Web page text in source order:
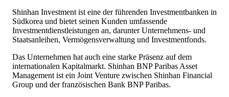
Shinhan Investment ist eine der führenden Investmentbanken in
Südkorea und bietet seinen Kunden umfassende
Investmentdienstleistungen an, darunter Unternehmens- und
Staatsanleihen, Vermögensverwaltung und Investmentfonds.
Das Unternehmen hat auch eine starke Präsenz auf dem
internationalen Kapitalmarkt. Shinhan BNP Paribas Asset
Management ist ein Joint Venture zwischen Shinhan Financial
Group und der französischen Bank BNP Paribas.